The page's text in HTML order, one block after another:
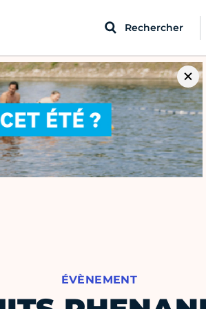
Rechercher
ÉVÈNEMENT